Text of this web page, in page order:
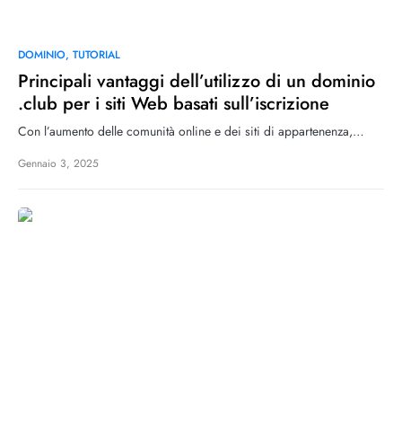
DOMINIO TUTORIAL
Principali vantaggi dell’utilizzo di un dominio
.club per i siti Web basati sull’iscrizione
Con l’aumento delle comunità online e dei siti di appartenenza,…
Gennaio 3, 2025